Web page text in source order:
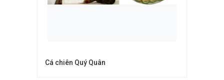
Cá chiên Quý Quân